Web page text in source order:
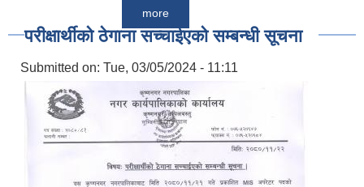
more
परीक्षार्थीको ठेगाना सच्चाईएको सम्बन्धी सूचना
Submitted on: Tue, 03/05/2024 - 11:11